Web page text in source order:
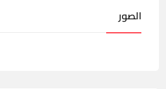
الصور